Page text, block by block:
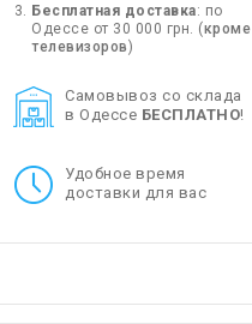
Бесплатная доставка: по
Одессе от 30 000 грн. (кроме
телевизоров)
Cамовывоз со склада
в Одессе БЕСПЛАТНО!
Удобное время
доставки для вас